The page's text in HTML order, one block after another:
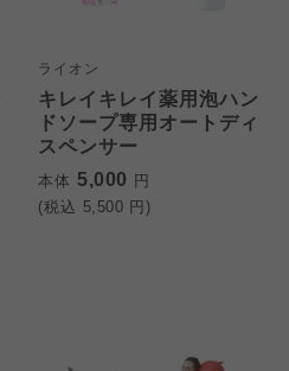
ライオン
キレイキレイ薬用泡ハン
ドソープ専用オートディ
スペンサー
本体 5,000 円
(税込 5,500 円)